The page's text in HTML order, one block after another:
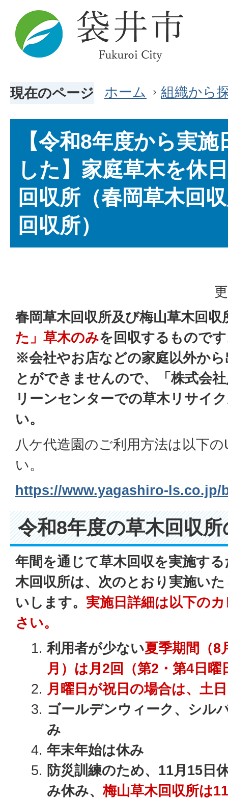
現在のページ ホーム 組織から
【令和8年度から実
した】家庭草木を休
回収所（春岡草木回
回収所）
春岡草木回収所及び梅山草木回収
た」草木のみを回収するもので
※会社やお店などの家庭以外か
とができませんので、「株式会
リーンセンターでの草木リサイ
い。
八ケ代造園のご利用方法は以下
い。
https://www.yagashiro-
令和8年度の草木回収
年間を通じて草木回収を実施す
木回収所は、次のとおり実施い
いします。 実施日詳細は以下の
さい。
利用者が少ない夏季期間（8
月）は月2回（第2・第4日曜
月曜日が祝日の場合は、土
ゴールデンウィーク、シル
み
年末年始は休み
防災訓練のため、11月15日
み休み、梅山草木回収所は